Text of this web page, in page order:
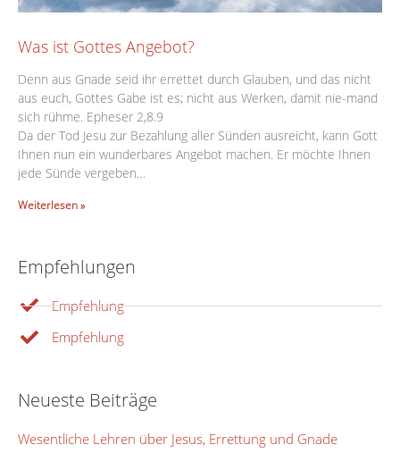
Was ist Gottes Angebot?
Denn aus Gnade seid ihr errettet durch Glauben, und das nicht
aus euch, Gottes Gabe ist es; nicht aus Werken, damit nie-mand
sich rühme. Epheser 2,8.9
Da der Tod Jesu zur Bezahlung aller Sünden ausreicht, kann Gott
Ihnen nun ein wunderbares Angebot machen. Er möchte Ihnen
jede Sünde vergeben…
Weiterlesen »
Empfehlungen
Empfehlung
Empfehlung
Neueste Beiträge
Wesentliche Lehren über Jesus, Errettung und Gnade